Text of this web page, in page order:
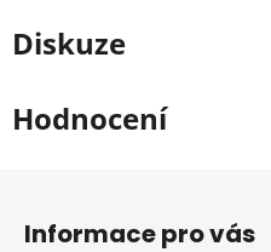
Diskuze
Hodnocení
Informace pro vás